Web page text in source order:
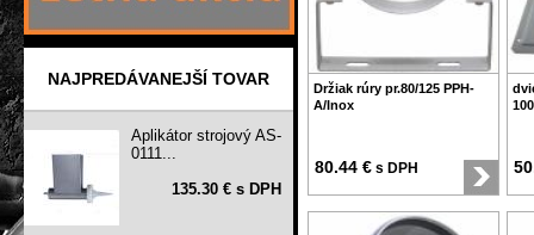
NAJPREDÁVANEJŠÍ TOVAR
Aplikátor strojový AS-
0111...
135.30 € s DPH
Držiak rúry pr.80/125 PPH-
A/Inox
80.44 € s DPH